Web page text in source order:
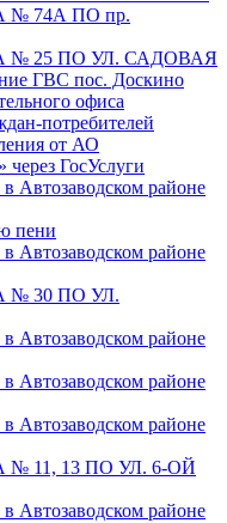
74А ПО пр.
25 ПО УЛ. САДОВАЯ
ГВС пос. Доскино
офиса
потребителей
от АО
через ГосУслуги
районе
пени
районе
30 ПО УЛ.
районе
районе
районе
11, 13 ПО УЛ. 6-ОЙ
районе